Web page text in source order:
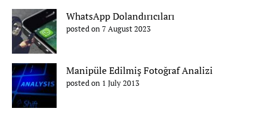
WhatsApp Dolandırıcıları
posted on 7 August 2023
Manipüle Edilmiş Fotoğraf Analizi
posted on 1 July 2013